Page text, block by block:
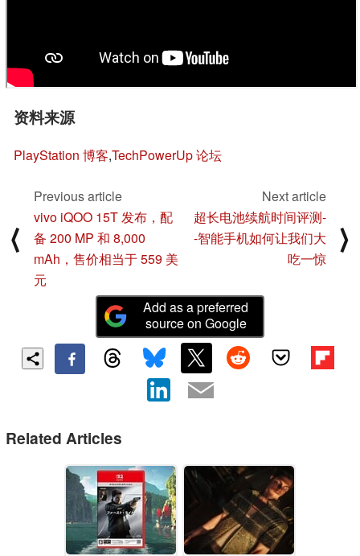
资料来源
PlayStation 博客,TechPowerUp 论坛
⟨
Previous article
vivo iQOO 15T 发布，配
备 200 MP 和 8,000
mAh，售价相当于 559 美
元
Next article
超长电池续航时间评测-
-智能手机如何让我们大
吃一惊
⟩
Add as a preferred
source on Google
Related Articles